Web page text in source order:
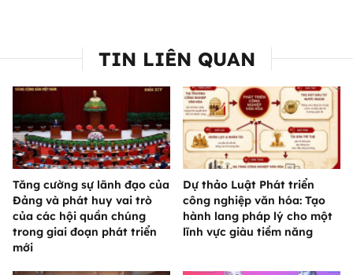
TIN LIÊN QUAN
Tăng cường sự lãnh đạo của
Đảng và phát huy vai trò
của các hội quần chúng
trong giai đoạn phát triển
mới
Dự thảo Luật Phát triển
công nghiệp văn hóa: Tạo
hành lang pháp lý cho một
lĩnh vực giàu tiềm năng